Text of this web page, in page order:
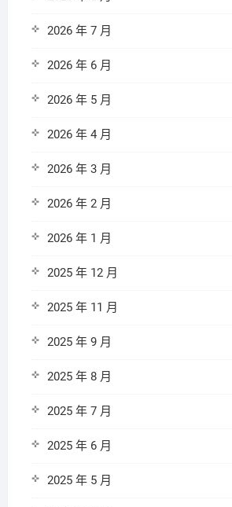
2026 年 7 月
2026 年 6 月
2026 年 5 月
2026 年 4 月
2026 年 3 月
2026 年 2 月
2026 年 1 月
2025 年 12 月
2025 年 11 月
2025 年 9 月
2025 年 8 月
2025 年 7 月
2025 年 6 月
2025 年 5 月